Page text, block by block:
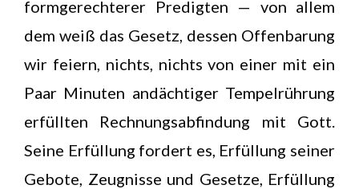
formgerechterer Predigten — von allem
dem weiß das Gesetz, dessen Offenbarung
wir feiern, nichts, nichts von einer mit ein
Paar Minuten andächtiger Tempelrührung
erfüllten Rechnungsabfindung mit Gott.
Seine Erfüllung fordert es, Erfüllung seiner
Gebote, Zeugnisse und Gesetze, Erfüllung